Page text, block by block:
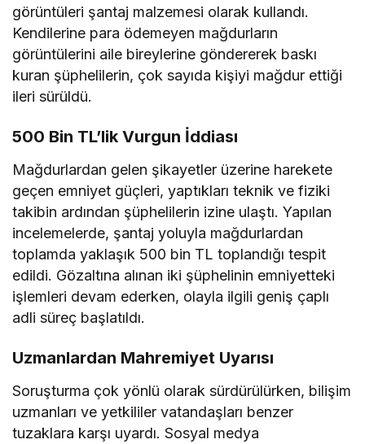
görüntüleri şantaj malzemesi olarak kullandı.
Kendilerine para ödemeyen mağdurların
görüntülerini aile bireylerine göndererek baskı
kuran şüphelilerin, çok sayıda kişiyi mağdur ettiği
ileri sürüldü.
500 Bin TL’lik Vurgun İddiası
Mağdurlardan gelen şikayetler üzerine harekete
geçen emniyet güçleri, yaptıkları teknik ve fiziki
takibin ardından şüphelilerin izine ulaştı. Yapılan
incelemelerde, şantaj yoluyla mağdurlardan
toplamda yaklaşık 500 bin TL toplandığı tespit
edildi. Gözaltına alınan iki şüphelinin emniyetteki
işlemleri devam ederken, olayla ilgili geniş çaplı
adli süreç başlatıldı.
Uzmanlardan Mahremiyet Uyarısı
Soruşturma çok yönlü olarak sürdürülürken, bilişim
uzmanları ve yetkililer vatandaşları benzer
tuzaklara karşı uyardı. Sosyal medya